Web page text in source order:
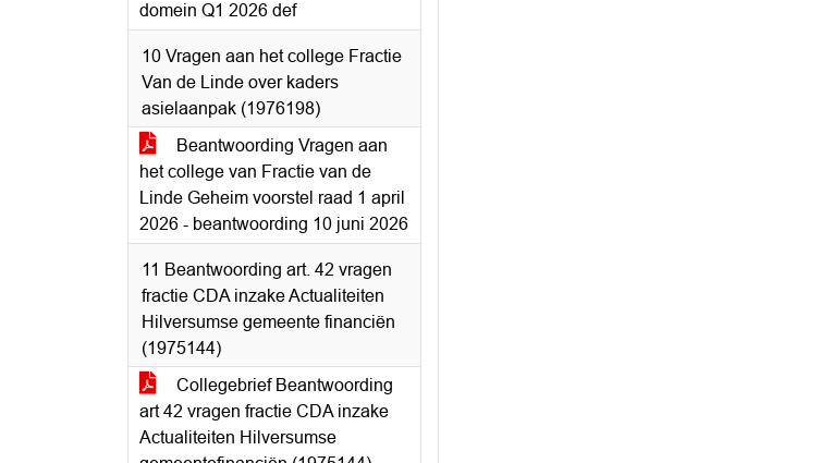
domein Q1 2026 def
10 Vragen aan het college Fractie
Van de Linde over kaders
asielaanpak (1976198)
Beantwoording Vragen aan
het college van Fractie van de
Linde Geheim voorstel raad 1 april
2026 - beantwoording 10 juni 2026
11 Beantwoording art. 42 vragen
fractie CDA inzake Actualiteiten
Hilversumse gemeente financiën
(1975144)
Collegebrief Beantwoording
art 42 vragen fractie CDA inzake
Actualiteiten Hilversumse